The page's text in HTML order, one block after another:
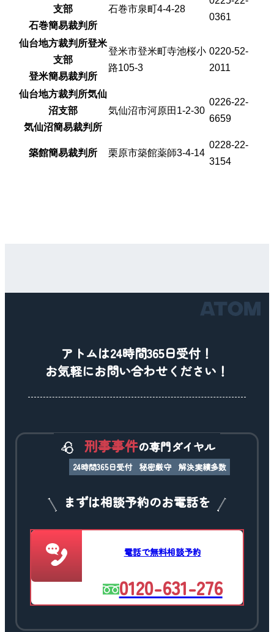
支部
石巻簡易裁判所
石巻市泉町4-4-28
0361
仙台地方裁判所登米
支部
登米簡易裁判所
登米市登米町寺池桜小
路105-3
0220-52-
2011
仙台地方裁判所気仙
沼支部
気仙沼簡易裁判所
気仙沼市河原田1-2-30
0226-22-
6659
築館簡易裁判所 栗原市築館薬師3-4-14
0228-22-
3154
アトムは24時間365日受付！
お気軽にお問い合わせください！
刑事事件の専門ダイヤル
24時間365日受付 秘密厳守 解決実績多数
まずは相談予約のお電話を
電話で無料相談予約
0120-631-276